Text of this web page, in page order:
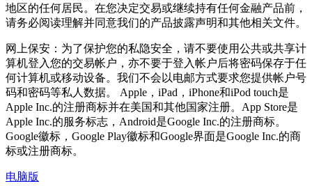
地区的任何居民。在您决定交易或继续持有任何金融产品前，
请务必阅读理解并同意我们的产品披露声明和其他相关文件。
网上保安：为了保护您的私隐安全，请不要使用公共或共享计
算机登入您的交易帐户，亦不要于登入帐户后将密码保存于任
何计算机或移动设备。我们不会以电邮方式要求您提供帐户号
码和密码等私人数据。 Apple，iPad，iPhone和iPod touch是
Apple Inc.的注册商标并在美国和其他国家注册。App Store是
Apple Inc.的服务标志，Android是Google Inc.的注册商标。
Google徽标，Google Play徽标和Google界面是Google Inc.的商
标或注册商标。
电脑版